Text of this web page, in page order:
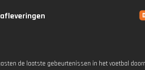
de laatste gebeurtenissen in het voetbal